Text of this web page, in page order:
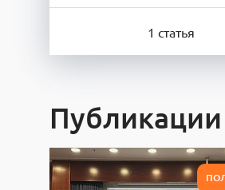
1 статья
Публикации